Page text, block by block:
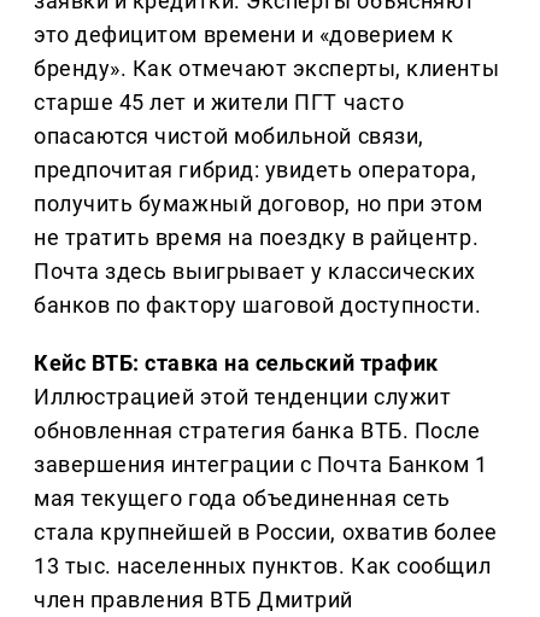
это дефицитом времени и «доверием к
бренду». Как отмечают эксперты, клиенты
старше 45 лет и жители ПГТ часто
опасаются чистой мобильной связи,
предпочитая гибрид: увидеть оператора,
получить бумажный договор, но при этом
не тратить время на поездку в райцентр.
Почта здесь выигрывает у классических
банков по фактору шаговой доступности.
Кейс ВТБ: ставка на сельский трафик
Иллюстрацией этой тенденции служит
обновленная стратегия банка ВТБ. После
завершения интеграции с Почта Банком 1
мая текущего года объединенная сеть
стала крупнейшей в России, охватив более
13 тыс. населенных пунктов. Как сообщил
член правления ВТБ Дмитрий